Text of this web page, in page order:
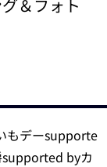
＆フォト
もデーsupporte
supported byカ